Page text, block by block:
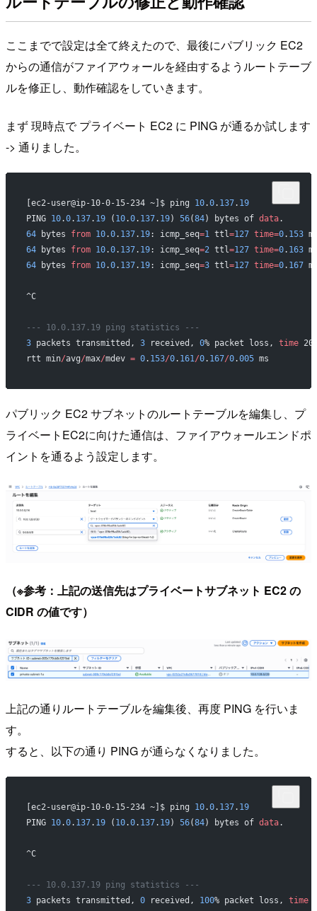
ここまでで設定は全て終えたので、最後にパブリック EC2
からの通信がファイアウォールを経由するようルートテーブ
ルを修正し、動作確認をしていきます。
まず 現時点で プライベート EC2 に PING が通るか試します
-> 通りました。
[ec2-user@ip-10-0-15-234 ~]$ ping 10.0. 137. 19
PING 10.0. 137. 19 ( 10.0. 137. 19) 56(84) bytes of data.
64 bytes from 10.0. 137. 19: icmp_seq=1 ttl =127 time=0. 153
64 bytes from 10.0. 137. 19: icmp_seq=2 ttl =127 time=0. 163
64 bytes from 10.0. 137. 19: icmp_seq=3 ttl =127 time=0. 167
^C
--- 10.0.137.19 ping statistics ---
3 packets transmitted, 3 received, 0% packet loss, time
rtt min/avg/max/mdev = 0. 153/0. 161 /0. 167/0.005 ms
パブリック EC2 サブネットのルートテーブルを編集し、プ
ライベートEC2に向けた通信は、ファイアウォールエンドポ
イントを通るよう設定します。
（※参考：上記の送信先はプライベートサブネット EC2 の
CIDR の値です）
上記の通りルートテーブルを編集後、再度 PING を行いま
す。
すると、以下の通り PING が通らなくなりました。
[ec2-user@ip-10-0-15-234 ~]$ ping 10.0. 137. 19
PING 10.0. 137. 19 ( 10.0. 137. 19) 56(84) bytes of data.
^C
--- 10.0.137.19 ping statistics ---
3 packets transmitted, 0 received, 100% packet loss, time